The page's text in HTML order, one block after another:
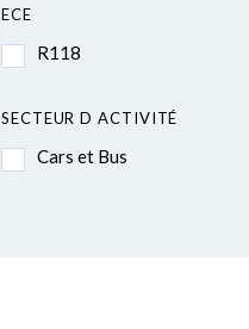
ECE
R118
SECTEUR D ACTIVITÉ
Cars et Bus